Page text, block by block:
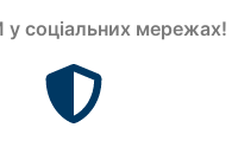
у соціальних мережах!